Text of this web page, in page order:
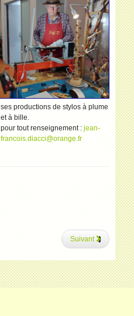
ses productions de stylos à plume
et à bille.
pour tout renseignement :
Suivant